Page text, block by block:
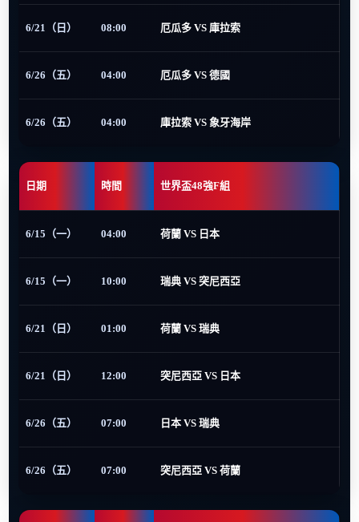
6/21（日） 08:00 厄瓜多 VS 庫拉索
6/26（五） 04:00 厄瓜多 VS 德國
6/26（五） 04:00 庫拉索 VS 象牙海岸
日期 時間 世界盃48強F組
6/15（一） 04:00 荷蘭 VS 日本
6/15（一） 10:00 瑞典 VS 突尼西亞
6/21（日） 01:00 荷蘭 VS 瑞典
6/21（日） 12:00 突尼西亞 VS 日本
6/26（五） 07:00 日本 VS 瑞典
6/26（五） 07:00 突尼西亞 VS 荷蘭